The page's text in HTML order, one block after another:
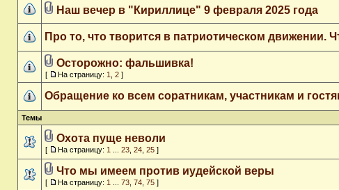
Наш вечер в "Кириллице" 9 февраля 2025 года
Про то, что творится в патриотическом движении.
Осторожно: фальшивка!
[ На страницу: 1 2 ]
Обращение ко всем соратникам, участникам и
Темы
Охота пуще неволи
[ На страницу: 1 23 24 25 ]
Что мы имеем против иудейской веры
[ На страницу: 1 73 74 75 ]